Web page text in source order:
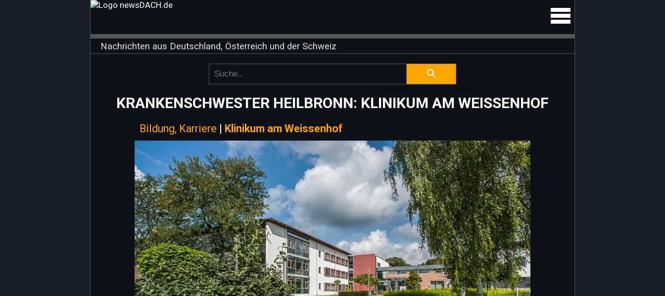
Nachrichten aus Deutschland, Österreich und der Schweiz
KRANKENSCHWESTER HEILBRONN: KLINIKUM AM WEISSENHOF
Bildung, Karriere | Klinikum am Weissenhof